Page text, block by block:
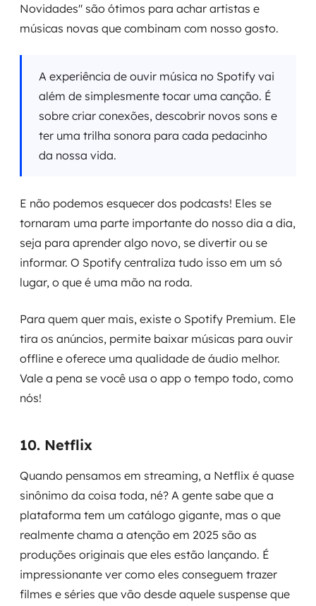
Novidades" são ótimos para achar artistas e
músicas novas que combinam com nosso gosto.
A experiência de ouvir música no Spotify vai
além de simplesmente tocar uma canção. É
sobre criar conexões, descobrir novos sons e
ter uma trilha sonora para cada pedacinho
da nossa vida.
E não podemos esquecer dos podcasts! Eles se
tornaram uma parte importante do nosso dia a dia,
seja para aprender algo novo, se divertir ou se
informar. O Spotify centraliza tudo isso em um só
lugar, o que é uma mão na roda.
Para quem quer mais, existe o Spotify Premium. Ele
tira os anúncios, permite baixar músicas para ouvir
offline e oferece uma qualidade de áudio melhor.
Vale a pena se você usa o app o tempo todo, como
nós!
10. Netflix
Quando pensamos em streaming, a Netflix é quase
sinônimo da coisa toda, né? A gente sabe que a
plataforma tem um catálogo gigante, mas o que
realmente chama a atenção em 2025 são as
produções originais que eles estão lançando. É
impressionante ver como eles conseguem trazer
filmes e séries que vão desde aquele suspense que